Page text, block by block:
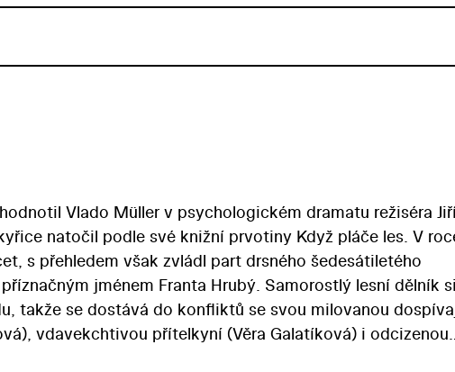
Vlado Müller v psychologickém dramatu režiséra
natočil podle své knižní prvotiny Když pláče les. V
s přehledem však zvládl part drsného šedesátiletého
jménem Franta Hrubý. Samorostlý lesní dělník
takže se dostává do konfliktů se svou milovanou
vdavekchtivou přítelkyní (Věra Galatíková) i odcizenou